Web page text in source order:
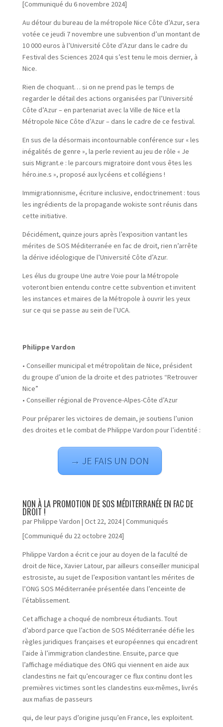
[Communiqué du 6 novembre 2024]
Au détour du bureau de la métropole Nice Côte d’Azur, sera
votée ce jeudi 7 novembre une subvention d’un montant de
10 000 euros à l’Université Côte d’Azur dans le cadre du
Festival des Sciences 2024 qui s’est tenu le mois dernier, à
Nice.
Rien de choquant… si on ne prend pas le temps de
regarder le détail des actions organisées par l’Université
Côte d’Azur – en partenariat avec la Ville de Nice et la
Métropole Nice Côte d’Azur – dans le cadre de ce festival.
En sus de la désormais incontournable conférence sur « les
inégalités de genre », la perle revient au jeu de rôle « Je
suis Migrant.e : le parcours migratoire dont vous êtes les
héro.ine.s », proposé aux lycéens et collégiens !
Immigrationnisme, écriture inclusive, endoctrinement : tous
les ingrédients de la propagande wokiste sont réunis dans
cette initiative.
Décidément, quinze jours après l’exposition vantant les
mérites de SOS Méditerranée en fac de droit, rien n’arrête
la dérive idéologique de l’Université Côte d’Azur.
Les élus du groupe Une autre Voie pour la Métropole
voteront bien entendu contre cette subvention et invitent
les instances et maires de la Métropole à ouvrir les yeux
sur ce qui se passe au sein de l’UCA.
Philippe Vardon
• Conseiller municipal et métropolitain de Nice, président
du groupe d’union de la droite et des patriotes “Retrouver
Nice”
• Conseiller régional de Provence-Alpes-Côte d’Azur
Pour préparer les victoires de demain, je soutiens l’union
des droites et le combat de Philippe Vardon pour l’identité :
→ JE FAIS UN DON
NON À LA PROMOTION DE SOS MÉDITERRANÉE EN FAC DE
DROIT !
parPhilippe Vardon | Oct 22, 2024| Communiqués
[Communiqué du 22 octobre 2024]
Philippe Vardon a écrit ce jour au doyen de la faculté de
droit de Nice, Xavier Latour, par ailleurs conseiller municipal
estrosiste, au sujet de l’exposition vantant les mérites de
l’ONG SOS Méditerranée présentée dans l’enceinte de
l’établissement.
Cet affichage a choqué de nombreux étudiants. Tout
d’abord parce que l’action de SOS Méditerranée défie les
règles juridiques françaises et européennes qui encadrent
l’aide à l’immigration clandestine. Ensuite, parce que
l’affichage médiatique des ONG qui viennent en aide aux
clandestins ne fait qu’encourager ce flux continu dont les
premières victimes sont les clandestins eux-mêmes, livrés
aux mafias de passeurs
qui, de leur pays d’origine jusqu’en France, les exploitent.